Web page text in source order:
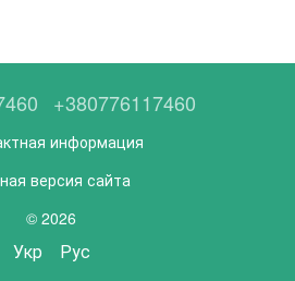
+380776117460
информация
версия сайта
© 2026
Укр Рус